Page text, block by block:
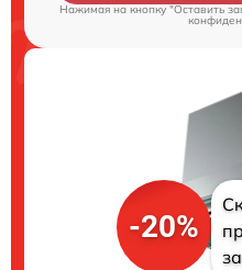
Нажимая на кнопку "Оставить
-20%